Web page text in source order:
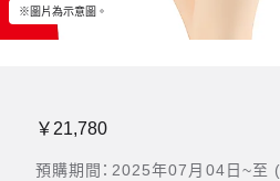
※圖片為示意圖。
￥21,780
預購期間：2025年07月04日~